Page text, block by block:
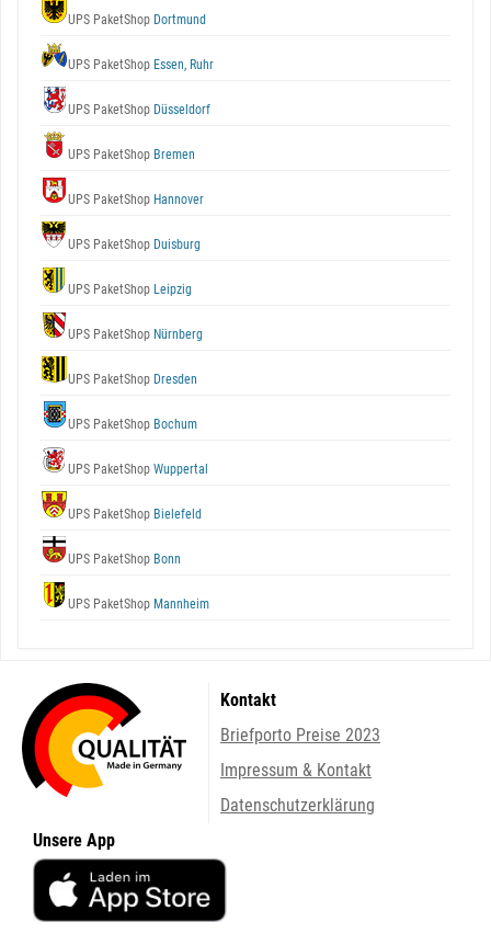
UPS PaketShop Dortmund
UPS PaketShop Essen, Ruhr
UPS PaketShop Düsseldorf
UPS PaketShop Bremen
UPS PaketShop Hannover
UPS PaketShop Duisburg
UPS PaketShop Leipzig
UPS PaketShop Nürnberg
UPS PaketShop Dresden
UPS PaketShop Bochum
UPS PaketShop Wuppertal
UPS PaketShop Bielefeld
UPS PaketShop Bonn
UPS PaketShop Mannheim
Kontakt
Briefporto Preise 2023
Impressum & Kontakt
Datenschutzerklärung
Unsere App